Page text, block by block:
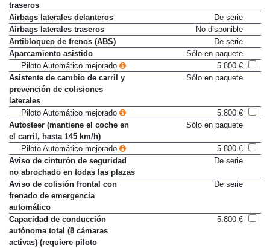
traseros
Airbags laterales delanteros
De serie
Airbags laterales traseros
No disponible
Antibloqueo de frenos (ABS)
De serie
Aparcamiento asistido
Sólo en paquete
Piloto Automático mejorado
5.800 €
Asistente de cambio de carril y
prevención de colisiones
laterales
Sólo en paquete
Piloto Automático mejorado
5.800 €
Autosteer (mantiene el coche en
el carril, hasta 145 km/h)
Sólo en paquete
Piloto Automático mejorado
5.800 €
Aviso de cinturón de seguridad
no abrochado en todas las plazas
De serie
Aviso de colisión frontal con
frenado de emergencia
automático
De serie
Capacidad de conducción
autónoma total (8 cámaras
activas) (requiere piloto
5.800 €